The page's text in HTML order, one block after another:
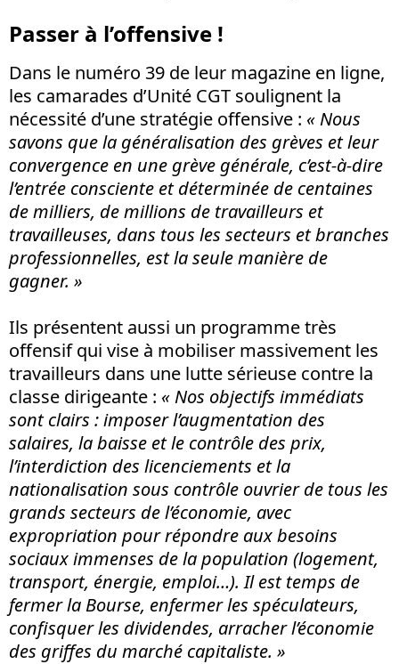
Passer à l’offensive !
Dans le numéro 39 de leur magazine en ligne,
les camarades d’Unité CGT soulignent la
nécessité d’une stratégie offensive : « Nous
savons que la généralisation des grèves et leur
convergence en une grève générale, c’est-à-dire
l’entrée consciente et déterminée de centaines
de milliers, de millions de travailleurs et
travailleuses, dans tous les secteurs et branches
professionnelles, est la seule manière de
gagner. »
Ils présentent aussi un programme très
offensif qui vise à mobiliser massivement les
travailleurs dans une lutte sérieuse contre la
classe dirigeante : « Nos objectifs immédiats
sont clairs : imposer l’augmentation des
salaires, la baisse et le contrôle des prix,
l’interdiction des licenciements et la
nationalisation sous contrôle ouvrier de tous les
grands secteurs de l’économie, avec
expropriation pour répondre aux besoins
sociaux immenses de la population (logement,
transport, énergie, emploi…). Il est temps de
fermer la Bourse, enfermer les spéculateurs,
confisquer les dividendes, arracher l’économie
des griffes du marché capitaliste. »